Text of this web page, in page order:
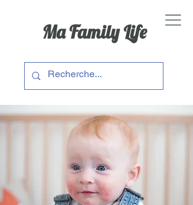
Ma Family Life